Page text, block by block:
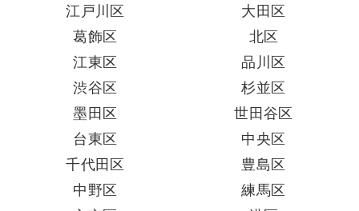
江戸川区
大田区
葛飾区
北区
江東区
品川区
渋谷区
杉並区
墨田区
世田谷区
台東区
中央区
千代田区
豊島区
中野区
練馬区